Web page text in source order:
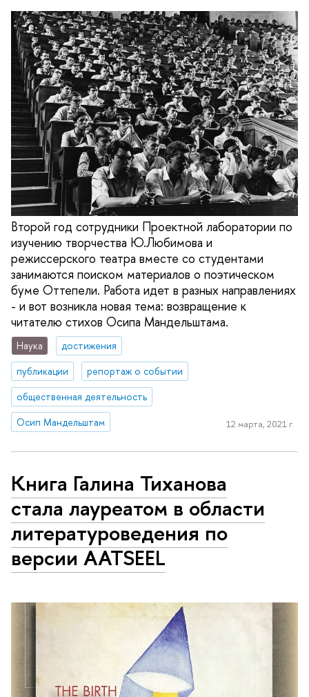
Второй год сотрудники Проектной лаборатории по
изучению творчества Ю.Любимова и
режиссерского театра вместе со студентами
занимаются поиском материалов о поэтическом
буме Оттепели. Работа идет в разных направлениях
- и вот возникла новая тема: возвращение к
читателю стихов Осипа Мандельштама.
Наука
достижения
публикации
репортаж о событии
общественная деятельность
Осип Мандельштам
12 марта, 2021 г.
Книга Галина Тиханова
стала лауреатом в области
литературоведения по
версии AATSEEL